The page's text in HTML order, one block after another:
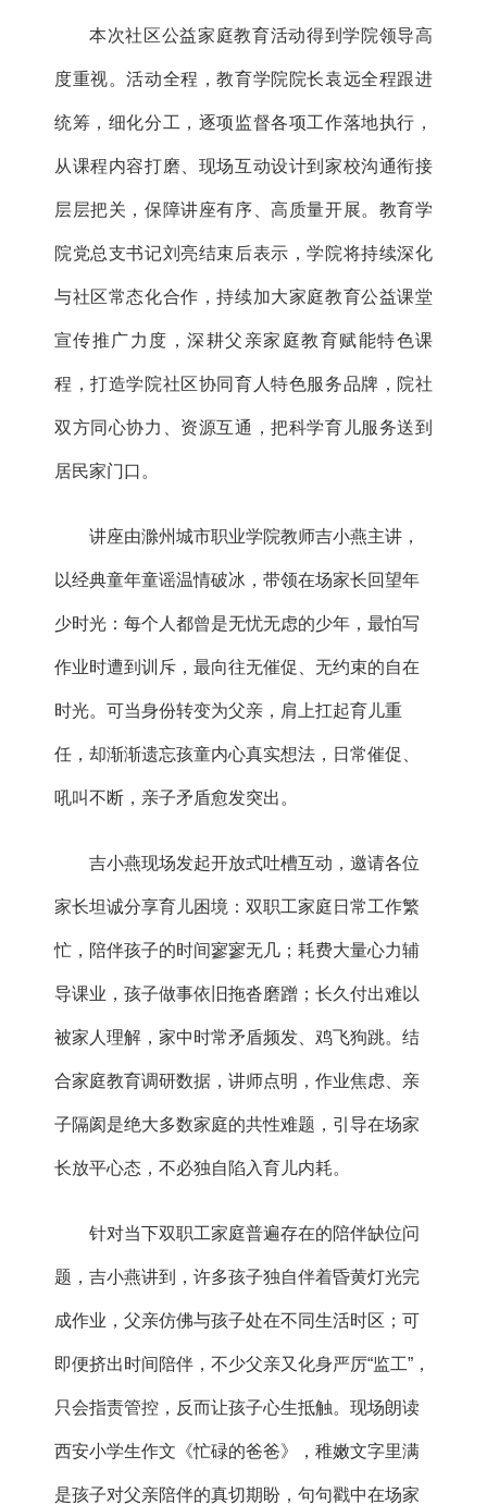
本次社区公益家庭教育活动得到学院领导高
度重视。活动全程，教育学院院长袁远全程跟进
统筹，细化分工，逐项监督各项工作落地执行，
从课程内容打磨、现场互动设计到家校沟通衔接
层层把关，保障讲座有序、高质量开展。教育学
院党总支书记刘亮结束后表示，学院将持续深化
与社区常态化合作，持续加大家庭教育公益课堂
宣传推广力度，深耕父亲家庭教育赋能特色课
程，打造学院社区协同育人特色服务品牌，院社
双方同心协力、资源互通，把科学育儿服务送到
居民家门口。
讲座由滁州城市职业学院教师吉小燕主讲，
以经典童年童谣温情破冰，带领在场家长回望年
少时光：每个人都曾是无忧无虑的少年，最怕写
作业时遭到训斥，最向往无催促、无约束的自在
时光。可当身份转变为父亲，肩上扛起育儿重
任，却渐渐遗忘孩童内心真实想法，日常催促、
吼叫不断，亲子矛盾愈发突出。
吉小燕现场发起开放式吐槽互动，邀请各位
家长坦诚分享育儿困境：双职工家庭日常工作繁
忙，陪伴孩子的时间寥寥无几；耗费大量心力辅
导课业，孩子做事依旧拖沓磨蹭；长久付出难以
被家人理解，家中时常矛盾频发、鸡飞狗跳。结
合家庭教育调研数据，讲师点明，作业焦虑、亲
子隔阂是绝大多数家庭的共性难题，引导在场家
长放平心态，不必独自陷入育儿内耗。
针对当下双职工家庭普遍存在的陪伴缺位问
题， 吉小燕讲到，许多孩子独自伴着昏黄灯光完
成作业，父亲仿佛与孩子处在不同生活时区；可
即便挤出时间陪伴，不少父亲又化身严厉“监工”，
只会指责管控，反而让孩子心生抵触。现场朗读
西安小学生作文《忙碌的爸爸》，稚嫩文字里满
是孩子对父亲陪伴的真切期盼，句句戳中在场家